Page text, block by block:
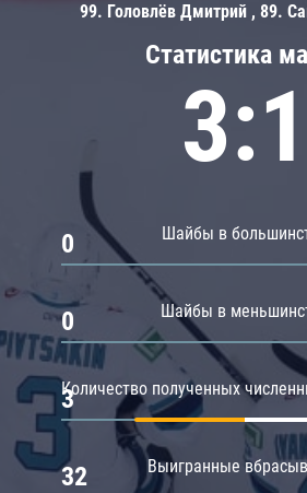
Статистика
3:1
Шайбы в
0
Шайбы в
0
Количество полученных
3
Выигранные
32
99. Головлёв Дмитрий , 89.